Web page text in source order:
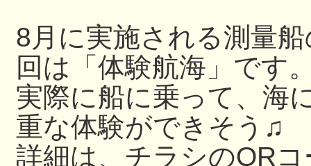
8月に実施される測量
回は「体験航海」です
実際に船に乗って、海
重な体験ができそう♫
詳細は、チラシのQR